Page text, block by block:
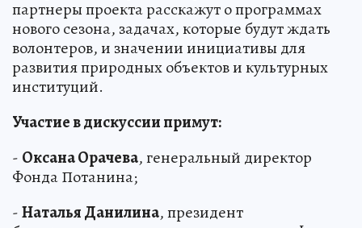
партнеры проекта расскажут о программах
нового сезона, задачах, которые будут ждать
волонтеров, и значении инициативы для
развития природных объектов и культурных
институций.
Участие в дискуссии примут:
- Оксана Орачева, генеральный директор
Фонда Потанина;
-Наталья Данилина, президент